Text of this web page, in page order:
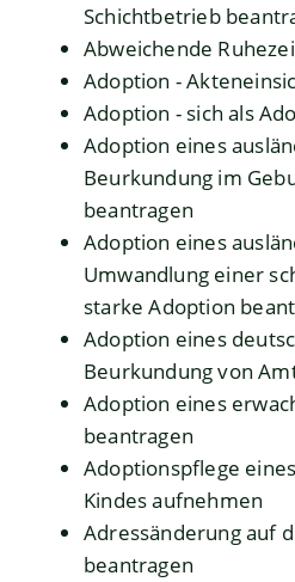
Schichtbetrieb
Abweichende
Adoption -
Adoption - sich als
Adoption eines
Beurkundung im
beantragen
Adoption eines
Umwandlung einer
starke Adoption
Adoption eines
Beurkundung von
Adoption eines
beantragen
Adoptionspflege
Kindes aufnehmen
Adressänderung auf
beantragen